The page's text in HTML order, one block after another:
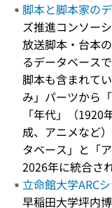
脚本と脚本家の
ズ推進コンソーシ
放送脚本・台本
るデータベース
脚本も含まれて
み」パーツから
「年代」（
成、アニメなど
タベース」と「
2026年に統合さ
立命館大学ARC
早稲田大学坪内